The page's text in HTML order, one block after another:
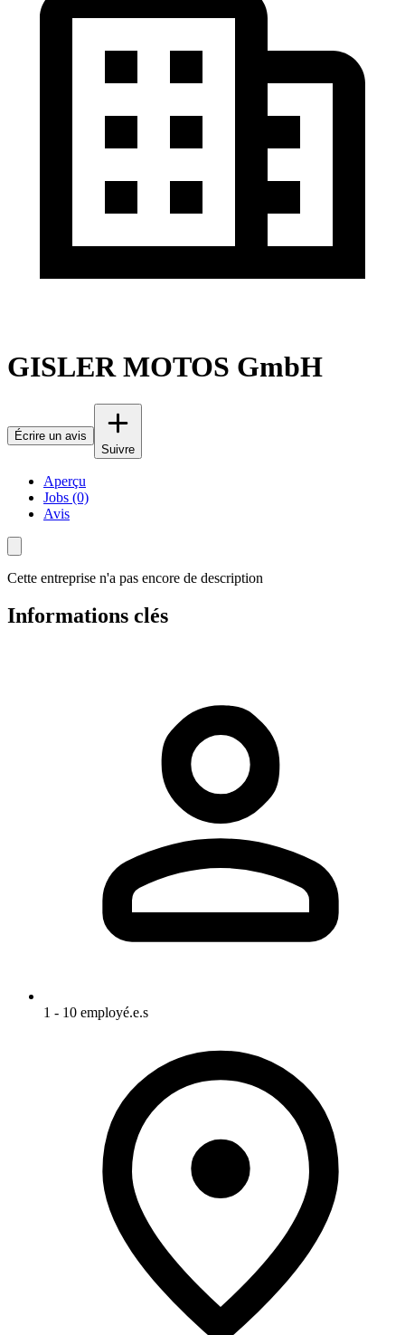
GISLER MOTOS GmbH
Écrire un avis
Suivre
Aperçu
Jobs (0)
Avis
Cette entreprise n'a pas encore de description
Informations clés
1 - 10 employé.e.s